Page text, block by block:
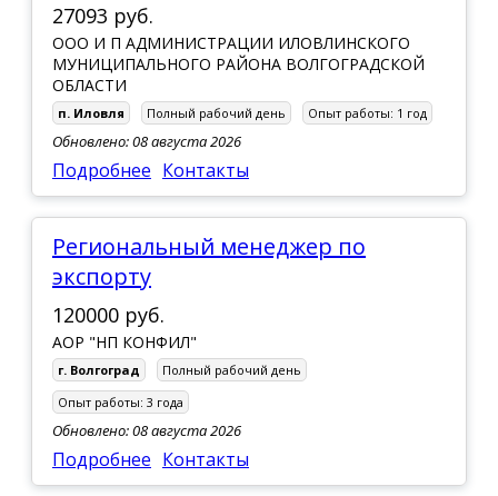
27093 руб.
ООО И П АДМИНИСТРАЦИИ ИЛОВЛИНСКОГО
МУНИЦИПАЛЬНОГО РАЙОНА ВОЛГОГРАДСКОЙ
ОБЛАСТИ
п. Иловля Полный рабочий день Опыт работы: 1 год
Обновлено: 08 августа 2026
Подробнее Контакты
Региональный менеджер по
экспорту
120000 руб.
АОР "НП КОНФИЛ"
г. Волгоград
Полный рабочий день
Опыт работы: 3 года
Обновлено: 08 августа 2026
Подробнее Контакты